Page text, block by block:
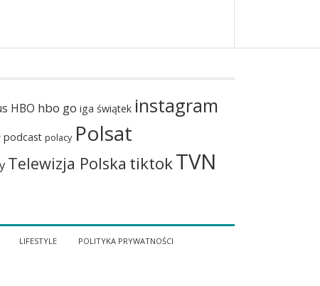
HBO hbo go iga świątek instagram
podcast polacy Polsat
Telewizja Polska tiktokTVN
LIFESTYLE POLITYKA PRYWATNOŚCI